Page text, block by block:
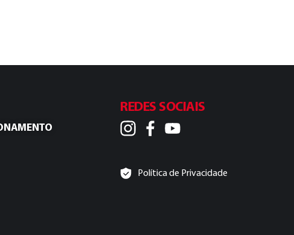
REDES SOCIAIS
Política de Privacidade